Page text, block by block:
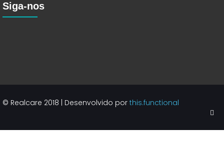
Siga-nos
© Realcare 2018 | Desenvolvido por this.functional